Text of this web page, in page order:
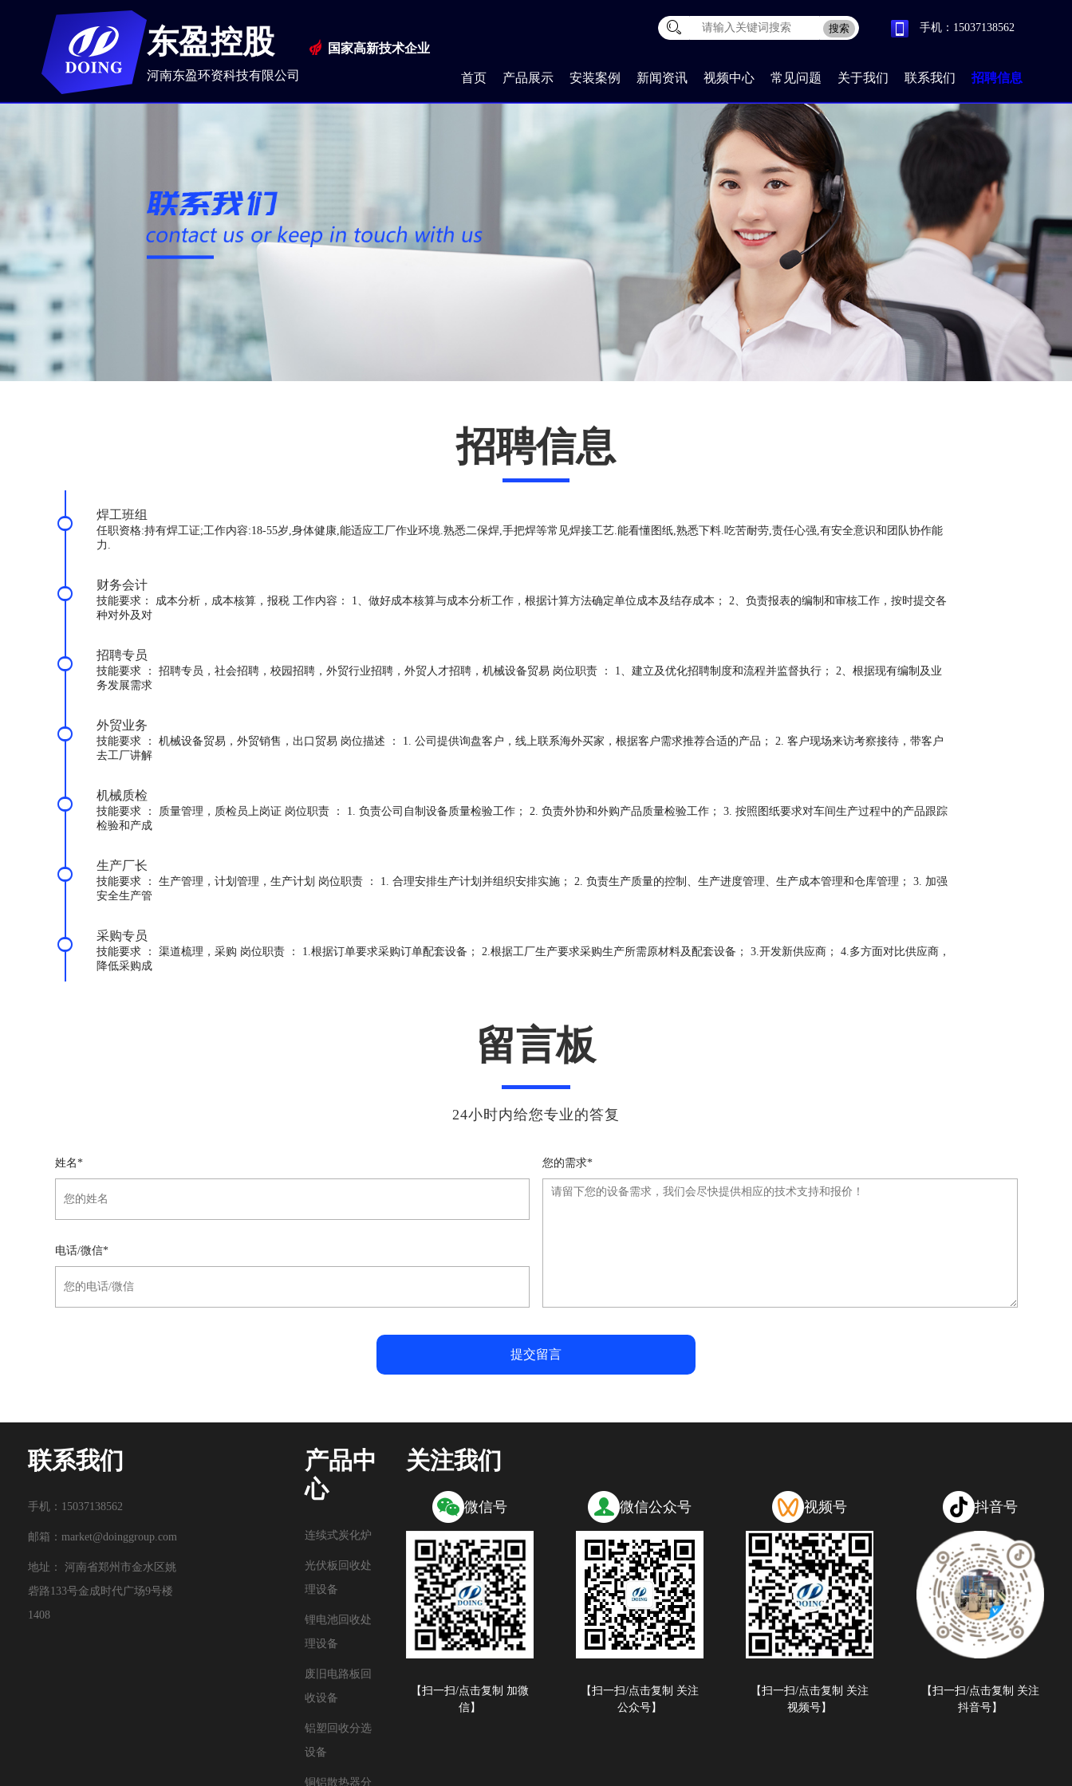
搜索 手机：15037138562
东盈控股
国家高新技术企业
河南东盈环资科技有限公司
首页 产品展示 安装案例 新闻资讯 视频中心 常见问题 关于我们 联系我们 招聘信息
招聘信息
焊工班组
任职资格:持有焊工证;工作内容:18-55岁,身体健康,能适应工厂作业环境.熟悉二保焊,手把焊等常见焊接工艺.能看懂图纸,熟悉下料.吃苦耐劳,责任心强,有安全意识和团队协作能
力.
财务会计
技能要求： 成本分析，成本核算，报税 工作内容： 1、做好成本核算与成本分析工作，根据计算方法确定单位成本及结存成本； 2、负责报表的编制和审核工作，按时提交各
种对外及对
招聘专员
技能要求 ： 招聘专员，社会招聘，校园招聘，外贸行业招聘，外贸人才招聘，机械设备贸易 岗位职责 ： 1、建立及优化招聘制度和流程并监督执行； 2、根据现有编制及业
务发展需求
外贸业务
技能要求 ： 机械设备贸易，外贸销售，出口贸易 岗位描述 ： 1. 公司提供询盘客户，线上联系海外买家，根据客户需求推荐合适的产品； 2. 客户现场来访考察接待，带客户
去工厂讲解
机械质检
技能要求 ： 质量管理，质检员上岗证 岗位职责 ： 1. 负责公司自制设备质量检验工作； 2. 负责外协和外购产品质量检验工作； 3. 按照图纸要求对车间生产过程中的产品跟踪
检验和产成
生产厂长
技能要求 ： 生产管理，计划管理，生产计划 岗位职责 ： 1. 合理安排生产计划并组织安排实施； 2. 负责生产质量的控制、生产进度管理、生产成本管理和仓库管理； 3. 加强
安全生产管
采购专员
技能要求 ： 渠道梳理，采购 岗位职责 ： 1.根据订单要求采购订单配套设备； 2.根据工厂生产要求采购生产所需原材料及配套设备； 3.开发新供应商； 4.多方面对比供应商，
降低采购成
留言板
24小时内给您专业的答复
姓名*
电话/微信*
您的需求*
联系我们
手机：15037138562
邮箱：market@doinggroup.com
地址： 河南省郑州市金水区姚
砦路133号金成时代广场9号楼
1408
产品中
心
连续式炭化炉
光伏板回收处
理设备
锂电池回收处
理设备
废旧电路板回
收设备
铝塑回收分选
设备
铜铝散热器分
关注我们
微信号
【扫一扫/点击复制 加微
信】
微信公众号
【扫一扫/点击复制 关注
公众号】
视频号
【扫一扫/点击复制 关注
视频号】
抖音号
【扫一扫/点击复制 关注
抖音号】